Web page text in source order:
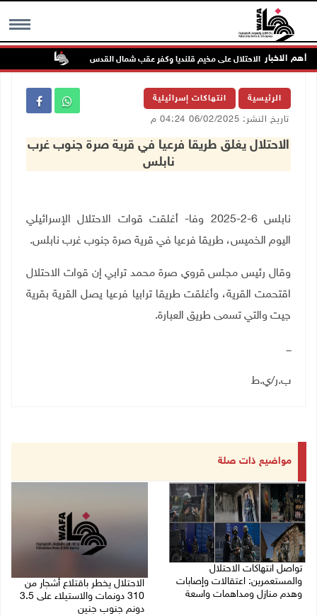
MENU أهم الاخبار
الرئيسية انتهاكات إسرائيلية
تاريخ النشر: 06/02/2025 04:24 م
الاحتلال يغلق طريقا فرعيا في قرية صرة جنوب غرب
نابلس
نابلس 6-2-2025 وفا- أغلقت قوات الاحتلال الإسرائيلي
اليوم الخميس، طريقا فرعيا في قرية صرة جنوب غرب نابلس.
وقال رئيس مجلس قروي صرة محمد ترابي إن قوات الاحتلال
اقتحمت القرية، وأغلقت طريقا ترابيا فرعيا يصل القرية بقرية
جيت والتي تسمى طريق العبارة.
ـــ
ب.ر/ي.ط
مواضيع ذات صلة
تواصل انتهاكات الاحتلال
والمستعمرين: اعتقالات وإصابات
وهدم منازل ومداهمات واسعة
الاحتلال يخطر باقتلاع أشجار من
310 دونمات والاستيلاء على 3.5
دونم جنوب جنين